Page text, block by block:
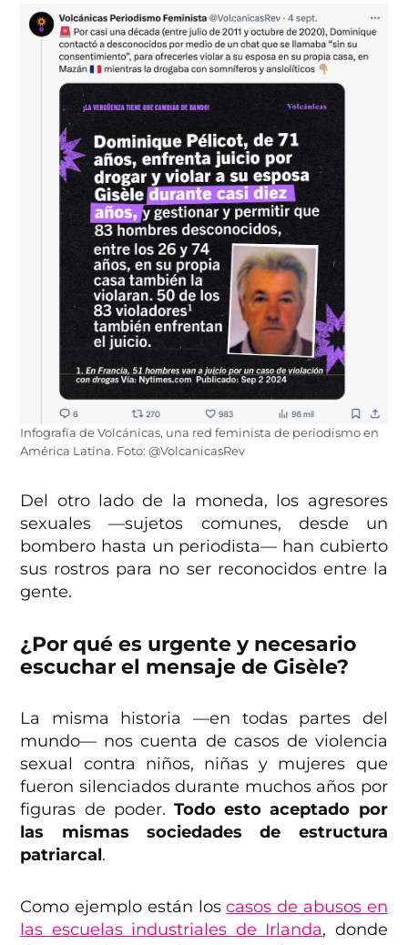
Infografía de Volcánicas, una red feminista de periodismo en
América Latina. Foto: @VolcanicasRev
Del otro lado de la moneda, los agresores
sexuales —sujetos comunes, desde un
bombero hasta un periodista— han cubierto
sus rostros para no ser reconocidos entre la
gente.
¿Por qué es urgente y necesario
escuchar el mensaje de Gisèle?
La misma historia —en todas partes del
mundo— nos cuenta de casos de violencia
sexual contra niños, niñas y mujeres que
fueron silenciados durante muchos años por
figuras de poder. Todo esto aceptado por
las mismas sociedades de estructura
patriarcal.
Como ejemplo están loscasos de abusos en
las escuelas industriales de Irlanda, donde